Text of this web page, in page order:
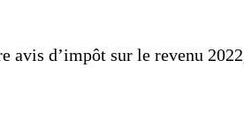
avis d’impôt sur le revenu